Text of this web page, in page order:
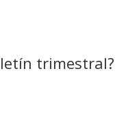
trimestral?